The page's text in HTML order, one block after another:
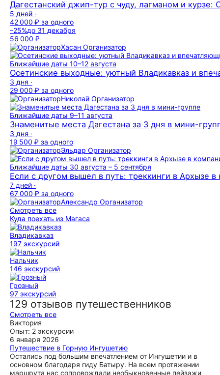
Дагестанский джип-тур с чуду, лагманом и курзе:
5 дней ·
42 000 ₽ за одного
–25%до 31 декабря
56 000 ₽
Хасан Организатор
Ближайшие даты 10–12 августа
Осетинские выходные: уютный Владикавказ и
3 дня ·
29 000 ₽ за одного
Николай Организатор
Ближайшие даты 9–11 августа
Знаменитые места Дагестана за 3 дня в мини-
3 дня ·
19 500 ₽ за одного
Эльдар Организатор
Ближайшие даты 30 августа – 5 сентября
Если с другом вышел в путь: треккинги в Архызе
7 дней ·
67 000 ₽ за одного
Александр Организатор
Смотреть все
Куда поехать из Магаса
Владикавказ
197 экскурсий
Нальчик
146 экскурсий
Грозный
97 экскурсий
129 отзывов путешественников
Смотреть все
Виктория
Опыт: 2 экскурсии
6 января 2026
Путешествие в Горную Ингушетию
Остались под большим впечатлением от Ингушетии и в
основном благодаря гиду Батыру. На всем протяжении
маршрута нас сопровождали необыкновенные пейзажи